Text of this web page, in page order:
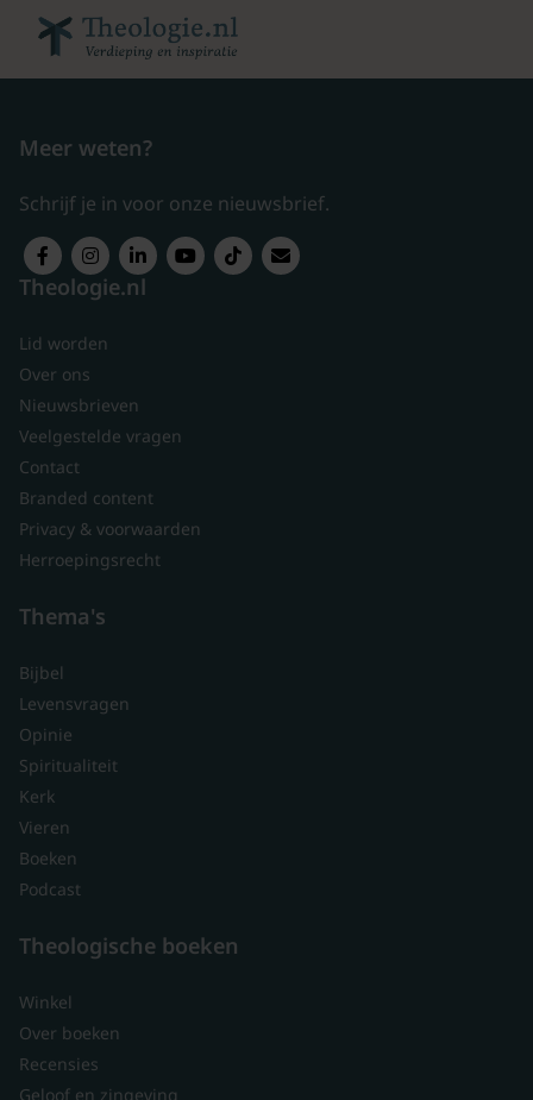
Meer weten?
Schrijf je in voor onze nieuwsbrief.
Theologie.nl
Lid worden
Over ons
Nieuwsbrieven
Veelgestelde vragen
Contact
Branded content
Privacy & voorwaarden
Herroepingsrecht
Thema's
Bijbel
Levensvragen
Opinie
Spiritualiteit
Kerk
Vieren
Boeken
Podcast
Theologische boeken
Winkel
Over boeken
Recensies
Geloof en zingeving